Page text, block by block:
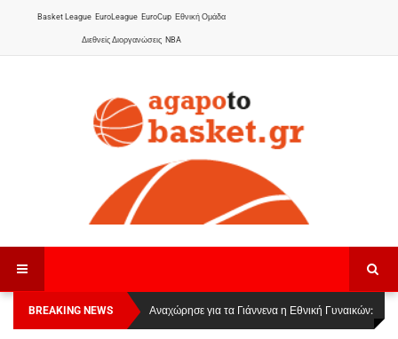
Basket League EuroLeague EuroCup Εθνική Ομάδα
Διεθνείς Διοργανώσεις NBA
BREAKING NEWS
Οι Πάνθηρες Καβάλας στην Women Basketball
League 1
Αναχώρησε για τα Γιάννενα η Εθνική Γυναικών: